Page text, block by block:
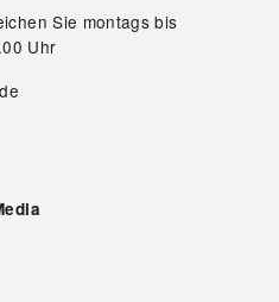
Sie montags bis
Uhr